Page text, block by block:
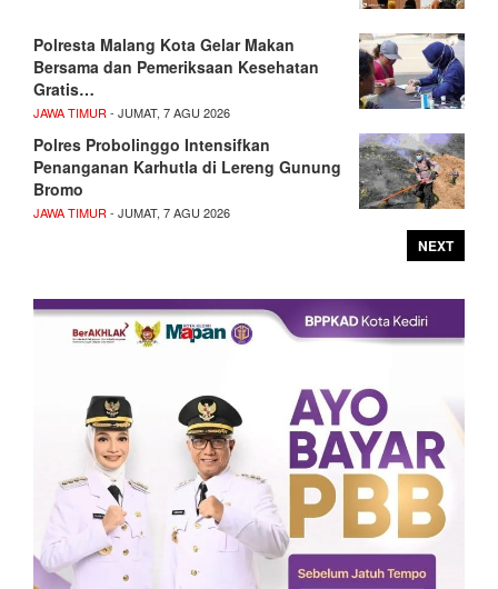
Polresta Malang Kota Gelar Makan
Bersama dan Pemeriksaan Kesehatan
Gratis…
JAWA TIMUR- JUMAT, 7 AGU 2026
Polres Probolinggo Intensifkan
Penanganan Karhutla di Lereng Gunung
Bromo
JAWA TIMUR- JUMAT, 7 AGU 2026
NEXT